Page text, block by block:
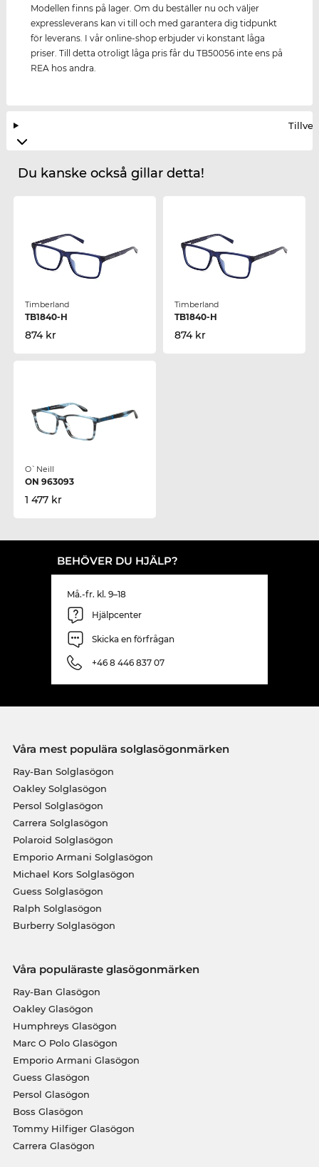
Modellen finns på lager. Om du beställer nu och väljer
expressleverans kan vi till och med garantera dig tidpunkt
för leverans. I vår online-shop erbjuder vi konstant låga
priser. Till detta otroligt låga pris får du TB50056 inte ens på
REA hos andra.
Du kanske också gillar detta!
Timberland
TB1840-H
874 kr
Timberland
TB1840-H
874 kr
O`Neill
ON 963093
1 477 kr
BEHÖVER DU HJÄLP?
Må.-fr. kl. 9–18
Hjälpcenter
Skicka en förfrågan
+46 8 446 837 07
Våra mest populära solglasögonmärken
Ray-Ban Solglasögon
Oakley Solglasögon
Persol Solglasögon
Carrera Solglasögon
Polaroid Solglasögon
Emporio Armani Solglasögon
Michael Kors Solglasögon
Guess Solglasögon
Ralph Solglasögon
Burberry Solglasögon
Våra populäraste glasögonmärken
Ray-Ban Glasögon
Oakley Glasögon
Humphreys Glasögon
Marc O Polo Glasögon
Emporio Armani Glasögon
Guess Glasögon
Persol Glasögon
Boss Glasögon
Tommy Hilfiger Glasögon
Carrera Glasögon